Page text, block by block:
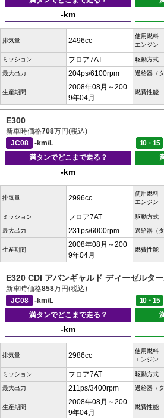
-km
排気量 2496cc
使用燃料
エンジン
ミッション フロア7AT 駆動方式
最大出力 204ps/6100rpm 過給器（タ
生産期間
2008年08月～200
9年04月
燃費性能
E300
新車時価格708万円(税込)
JC08
-km/L 10・15
満タンでどこまで走る？
-km
排気量 2996cc
使用燃料
エンジン
ミッション フロア7AT 駆動方式
最大出力 231ps/6000rpm 過給器（タ
生産期間
2008年08月～200
9年04月
燃費性能
E320 CDI アバンギャルド ディーゼルタ
新車時価格858万円(税込)
JC08
-km/L 10・15
満タンでどこまで走る？
-km
排気量 2986cc
使用燃料
エンジン
ミッション フロア7AT 駆動方式
最大出力 211ps/3400rpm 過給器（タ
生産期間
2008年08月～200
9年04月
燃費性能